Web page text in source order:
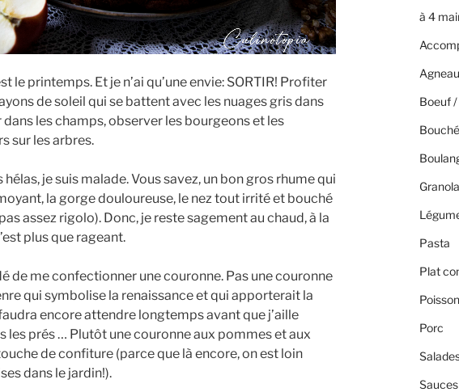
le printemps. Et je n’ai qu’une envie: SORTIR! Profiter
de soleil qui se battent avec les nuages gris dans
dans les champs, observer les bourgeons et les
sur les arbres.
hélas, je suis malade. Vous savez, un bon gros rhume qui
la gorge douloureuse, le nez tout irrité et bouché
assez rigolo). Donc, je reste sagement au chaud, à la
plus que rageant.
de me confectionner une couronne. Pas une couronne
qui symbolise la renaissance et qui apporterait la
encore attendre longtemps avant que j’aille
les prés … Plutôt une couronne aux pommes et aux
de confiture (parce que là encore, on est loin
dans le jardin!).
à 4
Boeuf
Granola
Pasta
Plat
Poisson
Porc